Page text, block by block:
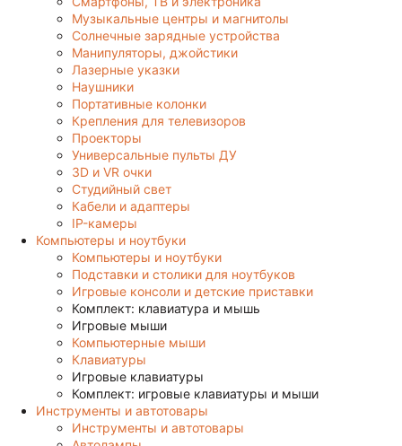
Музыкальные центры и магнитолы
Солнечные зарядные устройства
Манипуляторы, джойстики
Лазерные указки
Наушники
Портативные колонки
Крепления для телевизоров
Проекторы
Универсальные пульты ДУ
3D и VR очки
Студийный свет
Кабели и адаптеры
IP-камеры
Компьютеры и ноутбуки
Компьютеры и ноутбуки
Подставки и столики для ноутбуков
Игровые консоли и детские приставки
Комплект: клавиатура и мышь
Игровые мыши
Компьютерные мыши
Клавиатуры
Игровые клавиатуры
Комплект: игровые клавиатуры и мыши
Инструменты и автотовары
Инструменты и автотовары